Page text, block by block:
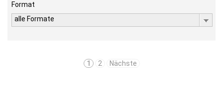
Format
alle Formate
1 2 Nächste